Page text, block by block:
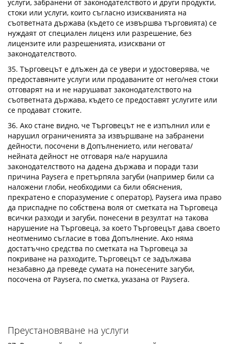
услуги, забранени от законодателството и други продукти,
стоки или услуги, които съгласно изискванията на
съответната държава (където се извършва търговията) се
нуждаят от специален лиценз или разрешение, без
лицензите или разрешенията, изисквани от
законодателството.
35. Търговецът е длъжен да се увери и удостоверява, че
предоставяните услуги или продаваните от него/нея стоки
отговарят на и не нарушават законодателството на
съответната държава, където се предоставят услугите или
се продават стоките.
36. Ако стане видно, че Търговецът не е изпълнил или е
нарушил ограниченията за извършване на забранени
дейности, посочени в Допълнението, или неговата/
нейната дейност не отговаря на/e нарушила
законодателството на дадена държава и поради тази
причина Paysera е претърпяла загуби (например били са
наложени глоби, необходими са били обяснения,
прекратено е споразумение с оператор), Paysera има право
да приспадне по собствена воля от сметката на Търговеца
всички разходи и загуби, понесени в резултат на такова
нарушение на Търговеца, за което Търговецът дава своето
неотменимо съгласие в това Допълнение. Ако няма
достатъчно средства по сметката на Търговеца за
покриване на разходите, Търговецът се задължава
незабавно да преведе сумата на понесените загуби,
посочена от Paysera, по сметка, указана от Paysera.
Преустановяване на услуги